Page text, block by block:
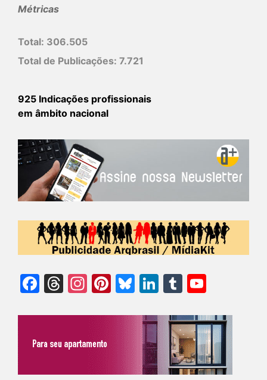
Métricas
Total: 306.505
Total de Publicações: 7.721
925 Indicações profissionais
em âmbito nacional
Facebook
Threads
Instagram
Pinterest
Bluesky
LinkedIn
Tumblr